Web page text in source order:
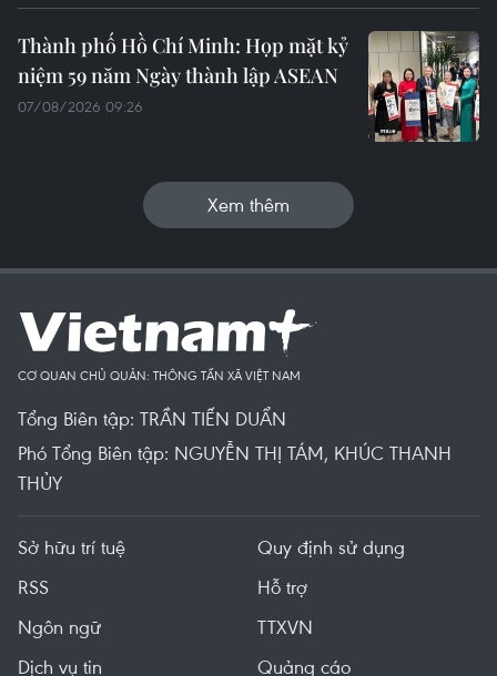
Thành phố Hồ Chí Minh: Họp mặt kỷ
niệm 59 năm Ngày thành lập ASEAN
07/08/2026 09:26
Xem thêm
CƠ QUAN CHỦ QUẢN: THÔNG TẤN XÃ VIỆT NAM
Tổng Biên tập: TRẦN TIẾN DUẨN
Phó Tổng Biên tập: NGUYỄN THỊ TÁM, KHÚC THANH
THỦY
Sở hữu trí tuệ
Quy định sử dụng
RSS
Hỗ trợ
Ngôn ngữ
TTXVN
Dịch vụ tin
Quảng cáo